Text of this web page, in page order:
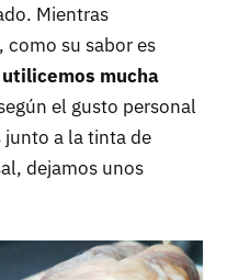
Mientras
, como su sabor es
mucha
el gusto personal
junto a la tinta de
dejamos unos